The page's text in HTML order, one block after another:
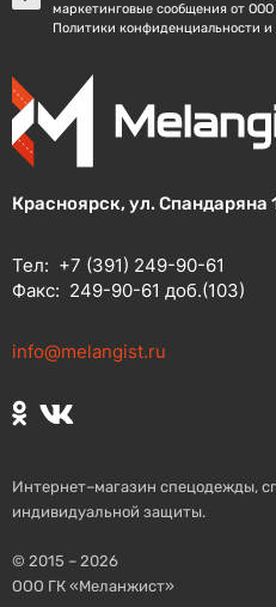
маркетинговые сообщения от
Политики конфиденциальности и
Красноярск, ул. Спандаряна
Тел: +7 (391) 249-90-61
Факс: 249-90-61 доб.(103)
info@melangist.ru
Интернет–магазин спецодежды,
индивидуальной защиты.
© 2015 – 2026
ООО ГК «Меланжист»